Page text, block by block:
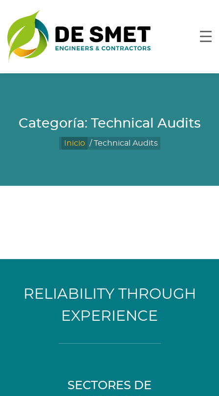
Categoría: Technical Audits
Inicio /Technical Audits
RELIABILITY THROUGH
EXPERIENCE
SECTORES DE